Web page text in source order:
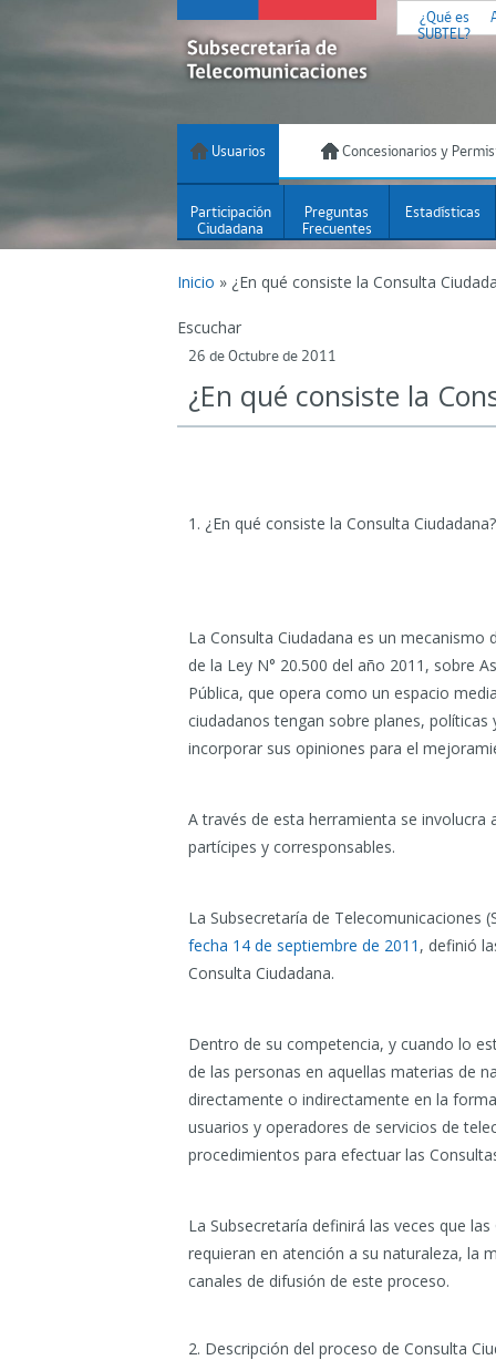
¿Qué es
SUBTEL?
Usuarios Concesionarios y
Participación
Ciudadana
Preguntas
Frecuentes
Estadísticas
Inicio » ¿En qué consiste la Consulta
Escuchar
26 de Octubre de 2011
¿En qué consiste la
1. ¿En qué consiste la Consulta Ciudadana?
La Consulta Ciudadana es un
de la Ley N° 20.500 del año 2011, sobre
Pública, que opera como un espacio
ciudadanos tengan sobre planes,
incorporar sus opiniones para el
A través de esta herramienta se
partícipes y corresponsables.
La Subsecretaría de Telecomunicaciones
fecha 14 de septiembre de 2011 , definió
Consulta Ciudadana.
Dentro de su competencia, y cuando lo
de las personas en aquellas materias de
directamente o indirectamente en la
usuarios y operadores de servicios de
procedimientos para efectuar las
La Subsecretaría definirá las veces que
requieran en atención a su naturaleza, la
canales de difusión de este proceso.
2. Descripción del proceso de Consulta